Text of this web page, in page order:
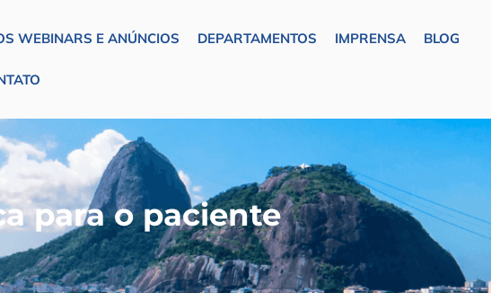
WEBINARS E ANÚNCIOS DEPARTAMENTOS IMPRENSA BLOG
para o paciente